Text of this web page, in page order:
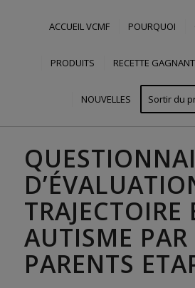
ACCUEIL VCMF POURQUOI
PRODUITS RECETTE
NOUVELLES Sortir du
TRAJECTOIRE
AUTISME PAR
PARENTS